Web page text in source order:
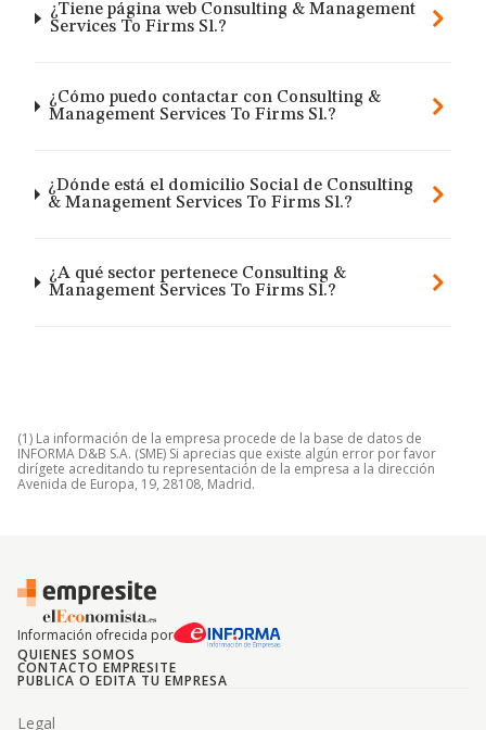
¿Tiene página web Consulting & Management
Services To Firms Sl.?
¿Cómo puedo contactar con Consulting &
Management Services To Firms Sl.?
¿Dónde está el domicilio Social de Consulting
& Management Services To Firms Sl.?
¿A qué sector pertenece Consulting &
Management Services To Firms Sl.?
(1) La información de la empresa procede de la base de datos de
INFORMA D&B S.A. (SME) Si aprecias que existe algún error por favor
dirígete acreditando tu representación de la empresa a la dirección
Avenida de Europa, 19, 28108, Madrid.
Información ofrecida por
QUIENES SOMOS
CONTACTO EMPRESITE
PUBLICA O EDITA TU EMPRESA
Legal